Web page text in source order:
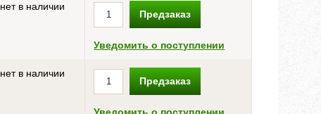
нет в наличии
Предзаказ
Уведомить о поступлении
нет в наличии
Предзаказ